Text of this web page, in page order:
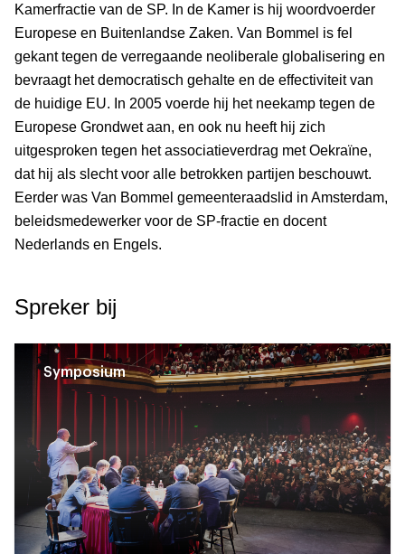
Kamerfractie van de SP. In de Kamer is hij woordvoerder
Europese en Buitenlandse Zaken. Van Bommel is fel
gekant tegen de verregaande neoliberale globalisering en
bevraagt het democratisch gehalte en de effectiviteit van
de huidige EU. In 2005 voerde hij het neekamp tegen de
Europese Grondwet aan, en ook nu heeft hij zich
uitgesproken tegen het associatieverdrag met Oekraïne,
dat hij als slecht voor alle betrokken partijen beschouwt.
Eerder was Van Bommel gemeenteraadslid in Amsterdam,
beleidsmedewerker voor de SP-fractie en docent
Nederlands en Engels.
Spreker bij
Symposium